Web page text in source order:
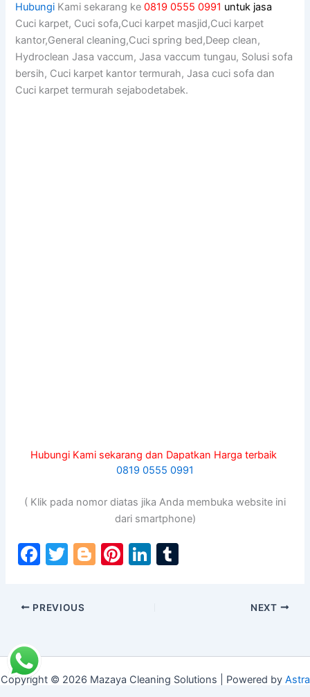
Hubungi Kami sekarang ke0819 0555 0991 untuk jasa
Cuci karpet, Cuci sofa,Cuci karpet masjid,Cuci karpet
kantor,General cleaning,Cuci spring bed,Deep clean,
Hydroclean Jasa vaccum, Jasa vaccum tungau, Solusi sofa
bersih, Cuci karpet kantor termurah, Jasa cuci sofa dan
Cuci karpet termurah sejabodetabek.
Hubungi Kami sekarang dan Dapatkan Harga terbaik
0819 0555 0991
( Klik pada nomor diatas jika Anda membuka website ini
dari smartphone)
F
c
e
o
o
T
itt
er
Bl Pi Li
n
PREVIOUS NEXT
Copyright © 2026 Mazaya Cleaning Solutions | Powered by Astra